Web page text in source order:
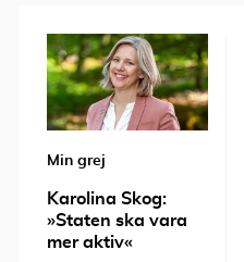
Min grej
Karolina Skog:
»Staten ska vara
mer aktiv«